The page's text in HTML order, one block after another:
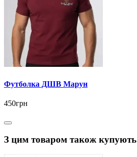
Футболка ДШВ Марун
450грн
З цим товаром також купують